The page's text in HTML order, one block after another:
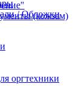
(кожзам)
/ Обложки
оргтехники